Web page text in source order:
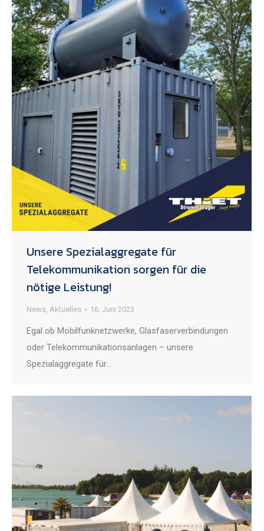
Unsere Spezialaggregate für
Telekommunikation sorgen für die
nötige Leistung!
News, Aktuelles 16. Juni 2023
Egal ob Mobilfunknetzwerke, Glasfaserverbindungen
oder Telekommunikationsanlagen – unsere
Spezialaggregate für…